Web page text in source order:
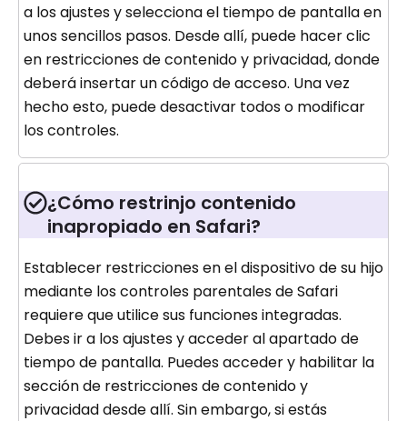
a los ajustes y selecciona el tiempo de pantalla en
unos sencillos pasos. Desde allí, puede hacer clic
en restricciones de contenido y privacidad, donde
deberá insertar un código de acceso. Una vez
hecho esto, puede desactivar todos o modificar
los controles.
¿Cómo restrinjo contenido
inapropiado en Safari?
Establecer restricciones en el dispositivo de su hijo
mediante los controles parentales de Safari
requiere que utilice sus funciones integradas.
Debes ir a los ajustes y acceder al apartado de
tiempo de pantalla. Puedes acceder y habilitar la
sección de restricciones de contenido y
privacidad desde allí. Sin embargo, si estás